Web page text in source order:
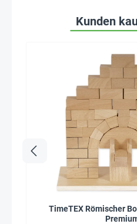
Kunden
TimeTEX Römischer